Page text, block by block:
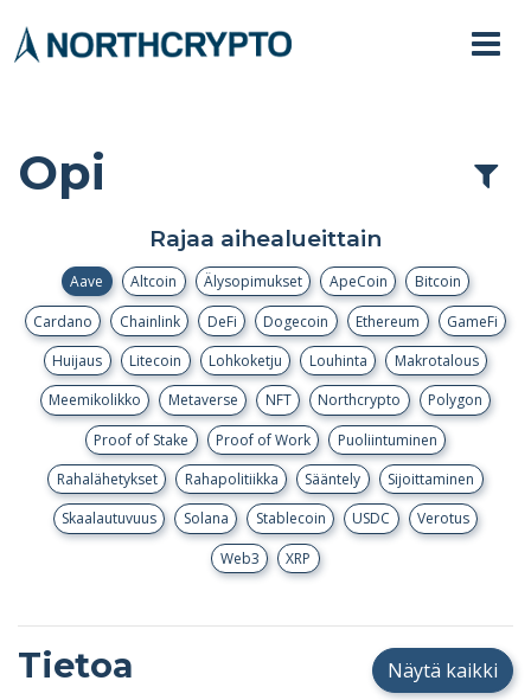
Opi
Rajaa aihealueittain
Aave Altcoin Älysopimukset ApeCoin
Bitcoin
Cardano
Chainlink DeFi Dogecoin Ethereum
GameFi
Huijaus
Litecoin Lohkoketju Louhinta
Makrotalous
Meemikolikko
Metaverse NFT Northcrypto
Polygon
Proof of Stake
Proof of Work
Puoliintuminen
Rahalähetykset
Rahapolitiikka Sääntely
Sijoittaminen
Skaalautuvuus
Solana Stablecoin USDC
Verotus
Web3
XRP
Tietoa Näytä kaikki